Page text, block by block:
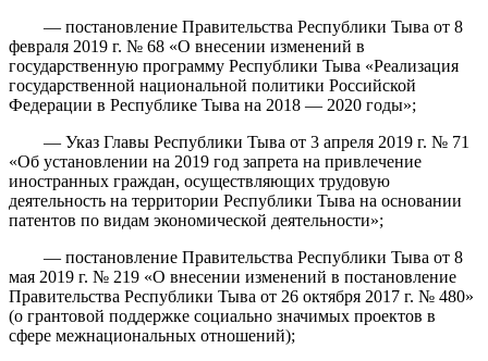
— постановление Правительства Республики Тыва от 8
февраля 2019 г. № 68 «О внесении изменений в
государственную программу Республики Тыва «Реализация
государственной национальной политики Российской
Федерации в Республике Тыва на 2018 — 2020 годы»;
— Указ Главы Республики Тыва от 3 апреля 2019 г. № 71
«Об установлении на 2019 год запрета на привлечение
иностранных граждан, осуществляющих трудовую
деятельность на территории Республики Тыва на основании
патентов по видам экономической деятельности»;
— постановление Правительства Республики Тыва от 8
мая 2019 г. № 219 «О внесении изменений в постановление
Правительства Республики Тыва от 26 октября 2017 г. № 480»
(о грантовой поддержке социально значимых проектов в
сфере межнациональных отношений);